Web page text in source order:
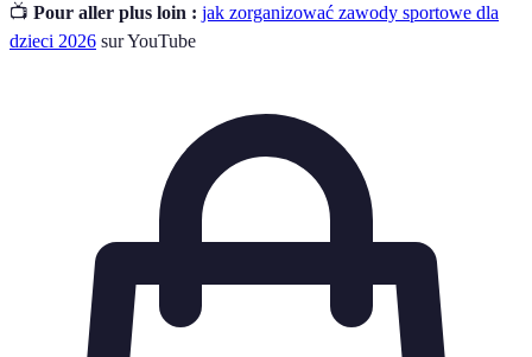
📺 Pour aller plus loin : jak zorganizować zawody sportowe dla
dzieci 2026 sur YouTube